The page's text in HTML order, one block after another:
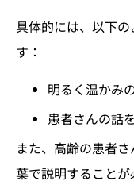
具体的には、以下
す：
明るく温かみ
患者さんの話
また、高齢の患者
葉で説明すること